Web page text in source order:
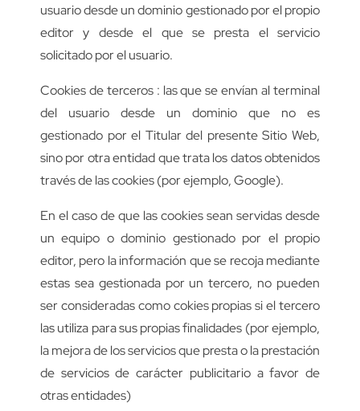
usuario desde un dominio gestionado por el propio
editor y desde el que se presta el servicio
solicitado por el usuario.
Cookies de terceros : las que se envían al terminal
del usuario desde un dominio que no es
gestionado por el Titular del presente Sitio Web,
sino por otra entidad que trata los datos obtenidos
través de las cookies (por ejemplo, Google).
En el caso de que las cookies sean servidas desde
un equipo o dominio gestionado por el propio
editor, pero la información que se recoja mediante
estas sea gestionada por un tercero, no pueden
ser consideradas como cokies propias si el tercero
las utiliza para sus propias finalidades (por ejemplo,
la mejora de los servicios que presta o la prestación
de servicios de carácter publicitario a favor de
otras entidades)